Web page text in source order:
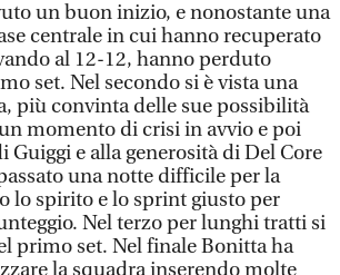
un buon inizio, e nonostante una
centrale in cui hanno recuperato
al 12-12, hanno perduto
set. Nel secondo si è vista una
più convinta delle sue possibilità
momento di crisi in avvio e poi
Guiggi e alla generosità di Del Core
una notte difficile per la
lo spirito e lo sprint giusto per
Nel terzo per lunghi tratti si
primo set. Nel finale Bonitta ha
la squadra inserendo molte